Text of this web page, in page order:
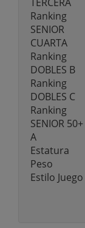
Ranking
SENIOR
CUARTA
Ranking
DOBLES B
Ranking
DOBLES C
Ranking
SENIOR 50+
A
Estatura
Peso
Estilo Juego